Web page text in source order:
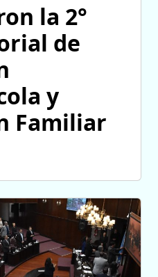
la 2°
de
y
Familiar